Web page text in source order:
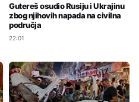
Gutereš osudio Rusiju i Ukrajinu
zbog njihovih napada na civilna
područja
22:01